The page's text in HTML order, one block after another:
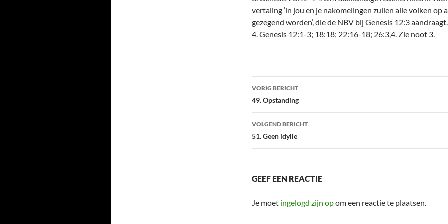
vertaling ‘in jou en je nakomelingen zullen alle volken op
gezegend worden’, die de NBV bij Genesis 12:3 aandraagt.
4. Genesis 12:1-3; 18:18; 22:16-18; 26:3,4. Zie noot 3.
Bericht
navigatie
VORIG BERICHT
49. Opstanding
VOLGEND BERICHT
51. Geen idylle
GEEF EEN REACTIE
Je moet ingelogd zijn opom een reactie te plaatsen.